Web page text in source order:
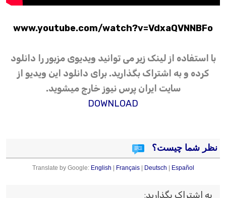
www.youtube.com/watch?v=VdxaQVNNBFo
با استفاده از لینک زیر می توانید ویدیوی مزبور را دانلود
کرده و به اشتراک بگذارید. برای دانلود این ویدیو از
سایت ایران پرس نیوز خارج میشوید.
DOWNLOAD
نظر شما چیست؟
Translate by Google: English | Français| Deutsch | Español
به اشتراک بگذارید: